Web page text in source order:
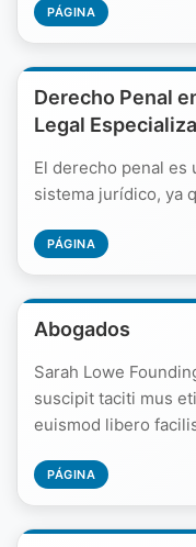
PÁGINA
Derecho Penal
Legal
El derecho penal es
sistema jurídico, ya
PÁGINA
Abogados
Sarah Lowe
suscipit taciti mus
euismod libero
PÁGINA